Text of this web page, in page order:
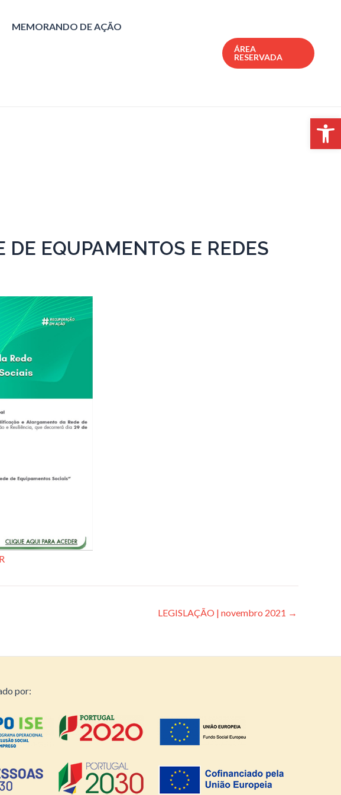
MEMORANDO DE AÇÃO
ÁREA
RESERVADA
EQUPAMENTOS E REDES
LEGISLAÇÃO | novembro 2021 →
por: